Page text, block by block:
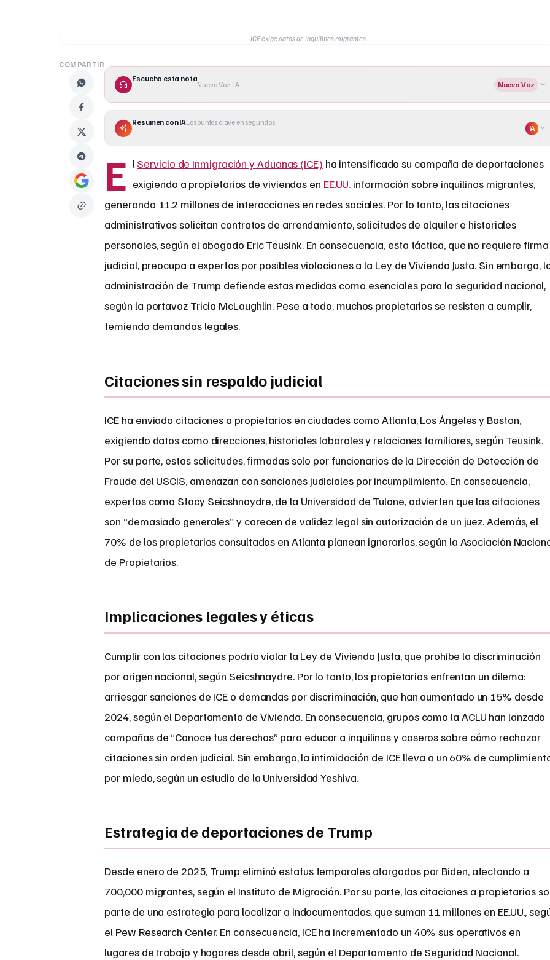
ICE exige datos de inquilinos migrantes
COMPARTIR
Escucha esta nota
Nueva Voz · IA Nueva Voz
Resumen con IALos puntos clave en segundos
IA
E l Servicio de Inmigración y Aduanas (ICE) ha intensificado su campaña de deportaciones
exigiendo a propietarios de viviendas en EE.UU. información sobre inquilinos migrantes,
generando 11.2 millones de interacciones en redes sociales. Por lo tanto, las citaciones
administrativas solicitan contratos de arrendamiento, solicitudes de alquiler e historiales
personales, según el abogado Eric Teusink. En consecuencia, esta táctica, que no requiere firma
judicial, preocupa a expertos por posibles violaciones a la Ley de Vivienda Justa. Sin embargo,
administración de Trump defiende estas medidas como esenciales para la seguridad nacional,
según la portavoz Tricia McLaughlin. Pese a todo, muchos propietarios se resisten a cumplir,
temiendo demandas legales.
Citaciones sin respaldo judicial
ICE ha enviado citaciones a propietarios en ciudades como Atlanta, Los Ángeles y Boston,
exigiendo datos como direcciones, historiales laborales y relaciones familiares, según Teusink.
Por su parte, estas solicitudes, firmadas solo por funcionarios de la Dirección de Detección de
Fraude del USCIS, amenazan con sanciones judiciales por incumplimiento. En consecuencia,
expertos como Stacy Seicshnaydre, de la Universidad de Tulane, advierten que las citaciones
son “demasiado generales” y carecen de validez legal sin autorización de un juez. Además, el
70% de los propietarios consultados en Atlanta planean ignorarlas, según la Asociación
de Propietarios.
Implicaciones legales y éticas
Cumplir con las citaciones podría violar la Ley de Vivienda Justa, que prohíbe la discriminación
por origen nacional, según Seicshnaydre. Por lo tanto, los propietarios enfrentan un dilema:
arriesgar sanciones de ICE o demandas por discriminación, que han aumentado un 15% desde
2024, según el Departamento de Vivienda. En consecuencia, grupos como la ACLU han lanzado
campañas de “Conoce tus derechos” para educar a inquilinos y caseros sobre cómo rechazar
citaciones sin orden judicial. Sin embargo, la intimidación de ICE lleva a un 60% de
por miedo, según un estudio de la Universidad Yeshiva.
Estrategia de deportaciones de Trump
Desde enero de 2025, Trump eliminó estatus temporales otorgados por Biden, afectando a
700,000 migrantes, según el Instituto de Migración. Por su parte, las citaciones a propietarios
parte de una estrategia para localizar a indocumentados, que suman 11 millones en EE.UU.,
el Pew Research Center. En consecuencia, ICE ha incrementado un 40% sus operativos en
lugares de trabajo y hogares desde abril, según el Departamento de Seguridad Nacional.